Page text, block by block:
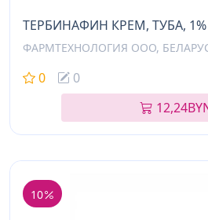
ТЕРБИНАФИН КРЕМ, ТУБА, 1%
ФАРМТЕХНОЛОГИЯ ООО,
0 0
12,24
10